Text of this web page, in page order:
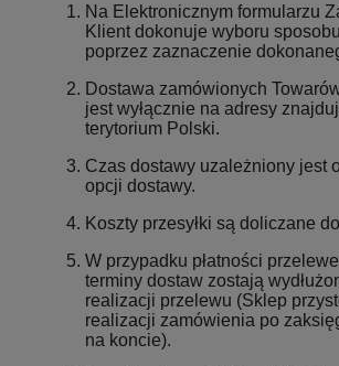
Na Elektronicznym formularzu
Klient dokonuje wyboru
poprzez zaznaczenie
Dostawa zamówionych
jest wyłącznie na adresy
terytorium Polski.
Czas dostawy uzależniony jest
opcji dostawy.
Koszty przesyłki są doliczane
W przypadku płatności
terminy dostaw zostają
realizacji przelewu (Sklep
realizacji zamówienia po
na koncie).